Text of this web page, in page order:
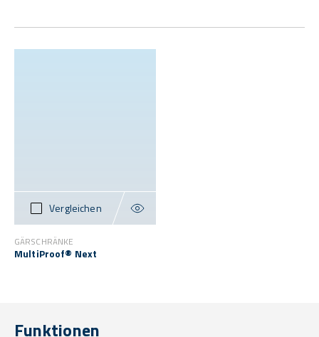
Vergleichen
GÄRSCHRÄNKE
MultiProof® Next
Funktionen